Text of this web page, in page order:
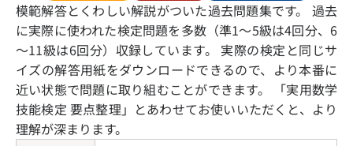
模範解答とくわしい解説がついた過去問題集です。 過去
に実際に使われた検定問題を多数（準1～5級は4回分、6
～11級は6回分）収録しています。 実際の検定と同じサ
イズの解答用紙をダウンロードできるので、より本番に
近い状態で問題に取り組むことができます。 「実用数学
技能検定 要点整理」とあわせてお使いいただくと、より
理解が深まります。